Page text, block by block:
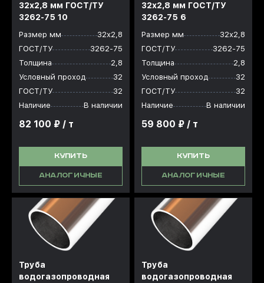
32x2,8 мм ГОСТ/ТУ
3262-75 10
Размер мм
32х2,8
ГОСТ/ТУ
3262-75
Толщина
2,8
Условный проход
32
ГОСТ/ТУ
32
Наличие
В наличии
82 100 ₽ / т
КУПИТЬ
АНАЛОГИЧНЫЕ
32x2,8 мм ГОСТ/ТУ
3262-75 6
Размер мм
32х2,8
ГОСТ/ТУ
3262-75
Толщина
2,8
Условный проход
32
ГОСТ/ТУ
32
Наличие
В наличии
59 800 ₽ / т
КУПИТЬ
АНАЛОГИЧНЫЕ
Труба
водогазопроводная
Труба
водогазопроводная